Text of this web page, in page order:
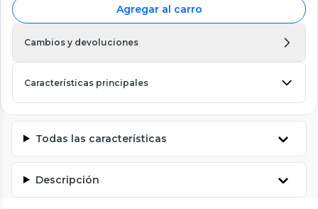
Agregar al carro
Cambios y devoluciones
Características principales
Todas las características
Descripción